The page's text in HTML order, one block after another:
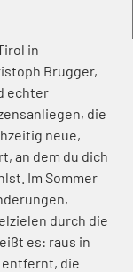
in
Brugger,
echter
die
neue,
an dem du dich
Im Sommer
durch die
es: raus in
entfernt, die